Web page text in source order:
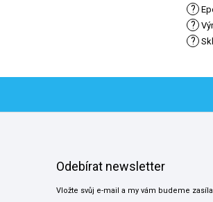
?
?
?
Odebírat newsletter
Vložte svůj e-mail a my vám budeme